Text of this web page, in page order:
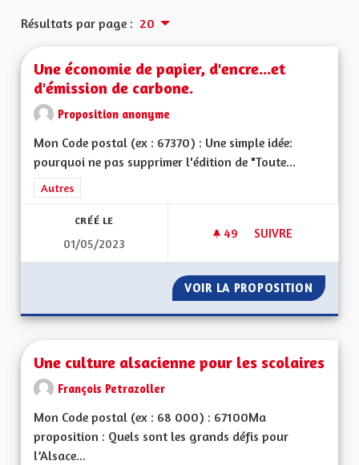
Résultats par page : 20
Une économie de papier, d'encre...et
d'émission de carbone.
Proposition anonyme
Mon Code postal (ex : 67370) : Une simple idée:
pourquoi ne pas supprimer l'édition de "Toute...
Filtrer les résultats de la catégorie : Autres
Autres
CRÉÉ LE
01/05/2023
49 49 ABONNÉS
SUIVRE
VOIR LA PROPOSITION UNE
Une culture alsacienne pour les scolaires
François Petrazoller
Mon Code postal (ex : 68 000) : 67100Ma
proposition : Quels sont les grands défis pour
l’Alsace...